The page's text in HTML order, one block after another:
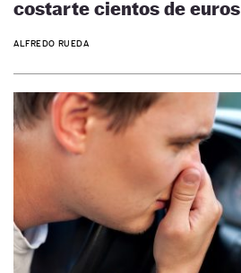
costarte cientos de euros
ALFREDO RUEDA